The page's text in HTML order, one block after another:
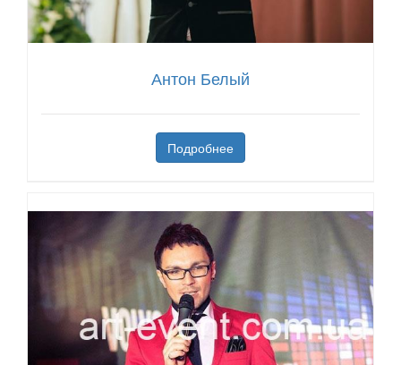
Антон Белый
Подробнее